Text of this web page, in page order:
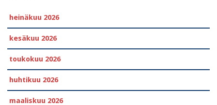
heinäkuu 2026
kesäkuu 2026
toukokuu 2026
huhtikuu 2026
maaliskuu 2026